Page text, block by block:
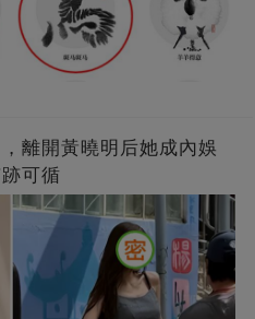
離開黃曉明后她成內娛
可循